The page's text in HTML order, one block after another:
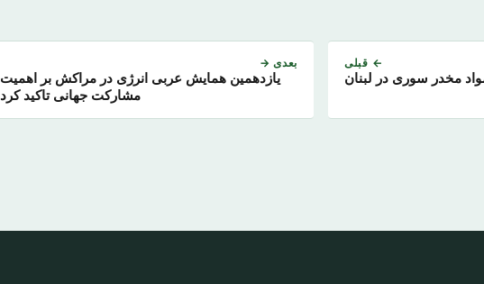
← قبلی
مواد مخدر سوری در لبنان
بعدی →
یازدهمین همایش عربی انرژی در مراکش بر اهمیت
مشارکت جهانی تاکید کرد